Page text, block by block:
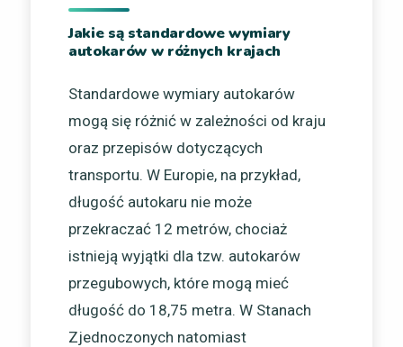
Jakie są standardowe wymiary
autokarów w różnych krajach
Standardowe wymiary autokarów
mogą się różnić w zależności od kraju
oraz przepisów dotyczących
transportu. W Europie, na przykład,
długość autokaru nie może
przekraczać 12 metrów, chociaż
istnieją wyjątki dla tzw. autokarów
przegubowych, które mogą mieć
długość do 18,75 metra. W Stanach
Zjednoczonych natomiast